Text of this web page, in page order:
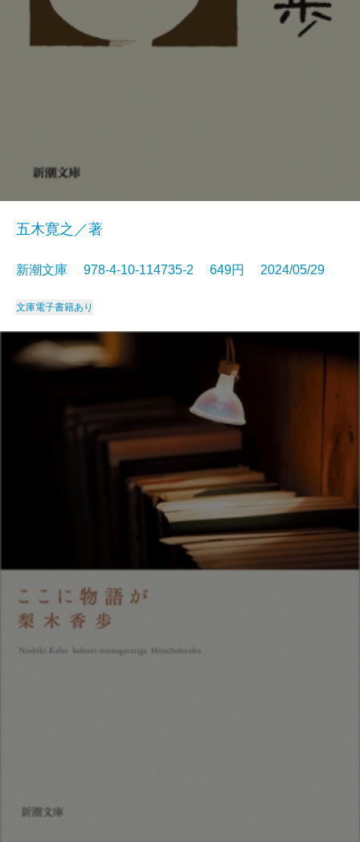
五木寛之／著
新潮文庫 978-4-10-114735-2 649円 2024/05/29
文庫電子書籍あり